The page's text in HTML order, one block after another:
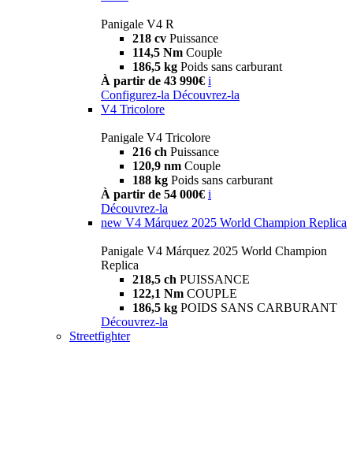
Panigale V4 R
218 cv Puissance
114,5 Nm Couple
186,5 kg Poids sans carburant
À partir de 43 990€ i
Configurez-la Découvrez-la
V4 Tricolore
Panigale V4 Tricolore
216 ch Puissance
120,9 nm Couple
188 kg Poids sans carburant
À partir de 54 000€ i
Découvrez-la
new V4 Márquez 2025 World Champion Replica
Panigale V4 Márquez 2025 World Champion
Replica
218,5 ch PUISSANCE
122,1 Nm COUPLE
186,5 kg POIDS SANS CARBURANT
Découvrez-la
Streetfighter